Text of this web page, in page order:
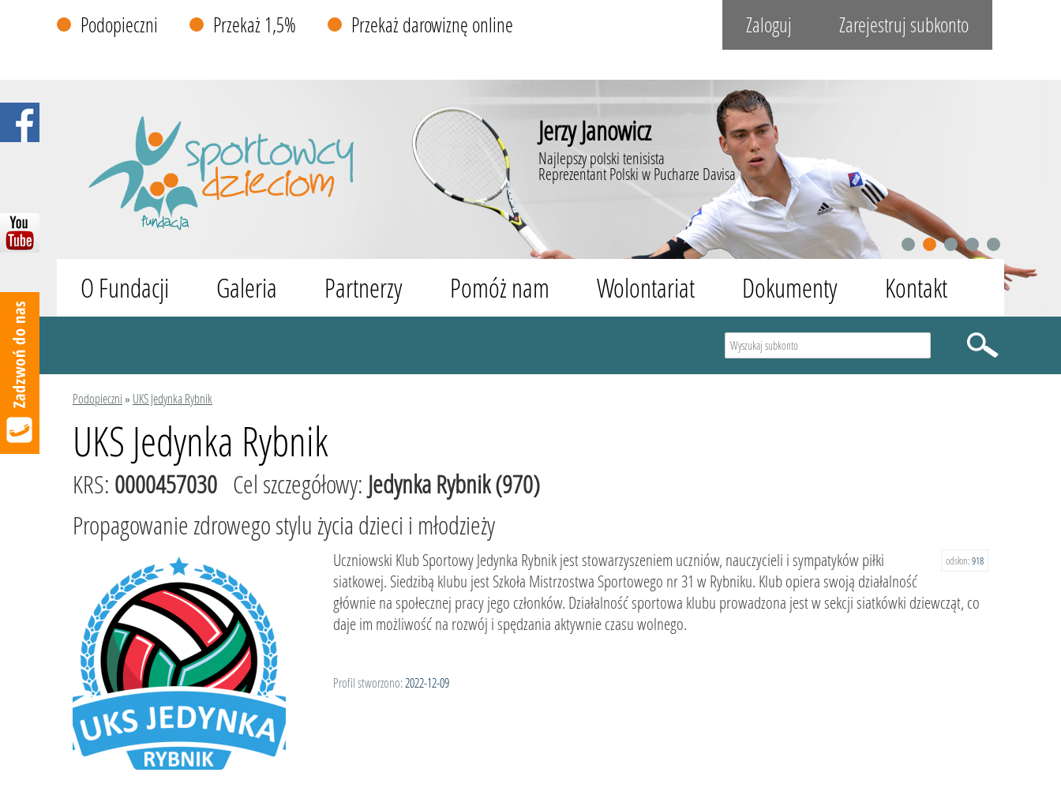
Podopieczni Przekaż 1,5% Przekaż darowiznę online Zaloguj Zarejestruj subkonto
Jerzy Janowicz
Najlepszy polski tenisista
Reprezentant Polski w Pucharze Davisa
1 2 3 4 5
O Fundacji Galeria Partnerzy Pomóż nam Wolontariat Dokumenty Kontakt
Podopieczni» UKS Jedynka Rybnik
UKS Jedynka Rybnik
KRS: 0000457030 Cel szczegółowy: Jedynka Rybnik (970)
Propagowanie zdrowego stylu życia dzieci i młodzieży
odsłon:918
Uczniowski Klub Sportowy Jedynka Rybnik jest stowarzyszeniem uczniów, nauczycieli i sympatyków piłki
siatkowej. Siedzibą klubu jest Szkoła Mistrzostwa Sportowego nr 31 w Rybniku. Klub opiera swoją działalność
głównie na społecznej pracy jego członków. Działalność sportowa klubu prowadzona jest w sekcji siatkówki dziewcząt, co
daje im możliwość na rozwój i spędzania aktywnie czasu wolnego.
Profil stworzono: 2022-12-09